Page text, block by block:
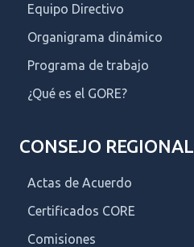
Equipo Directivo
Organigrama dinámico
Programa de trabajo
¿Qué es el GORE?
CONSEJO REGIONAL
Actas de Acuerdo
Certificados CORE
Comisiones